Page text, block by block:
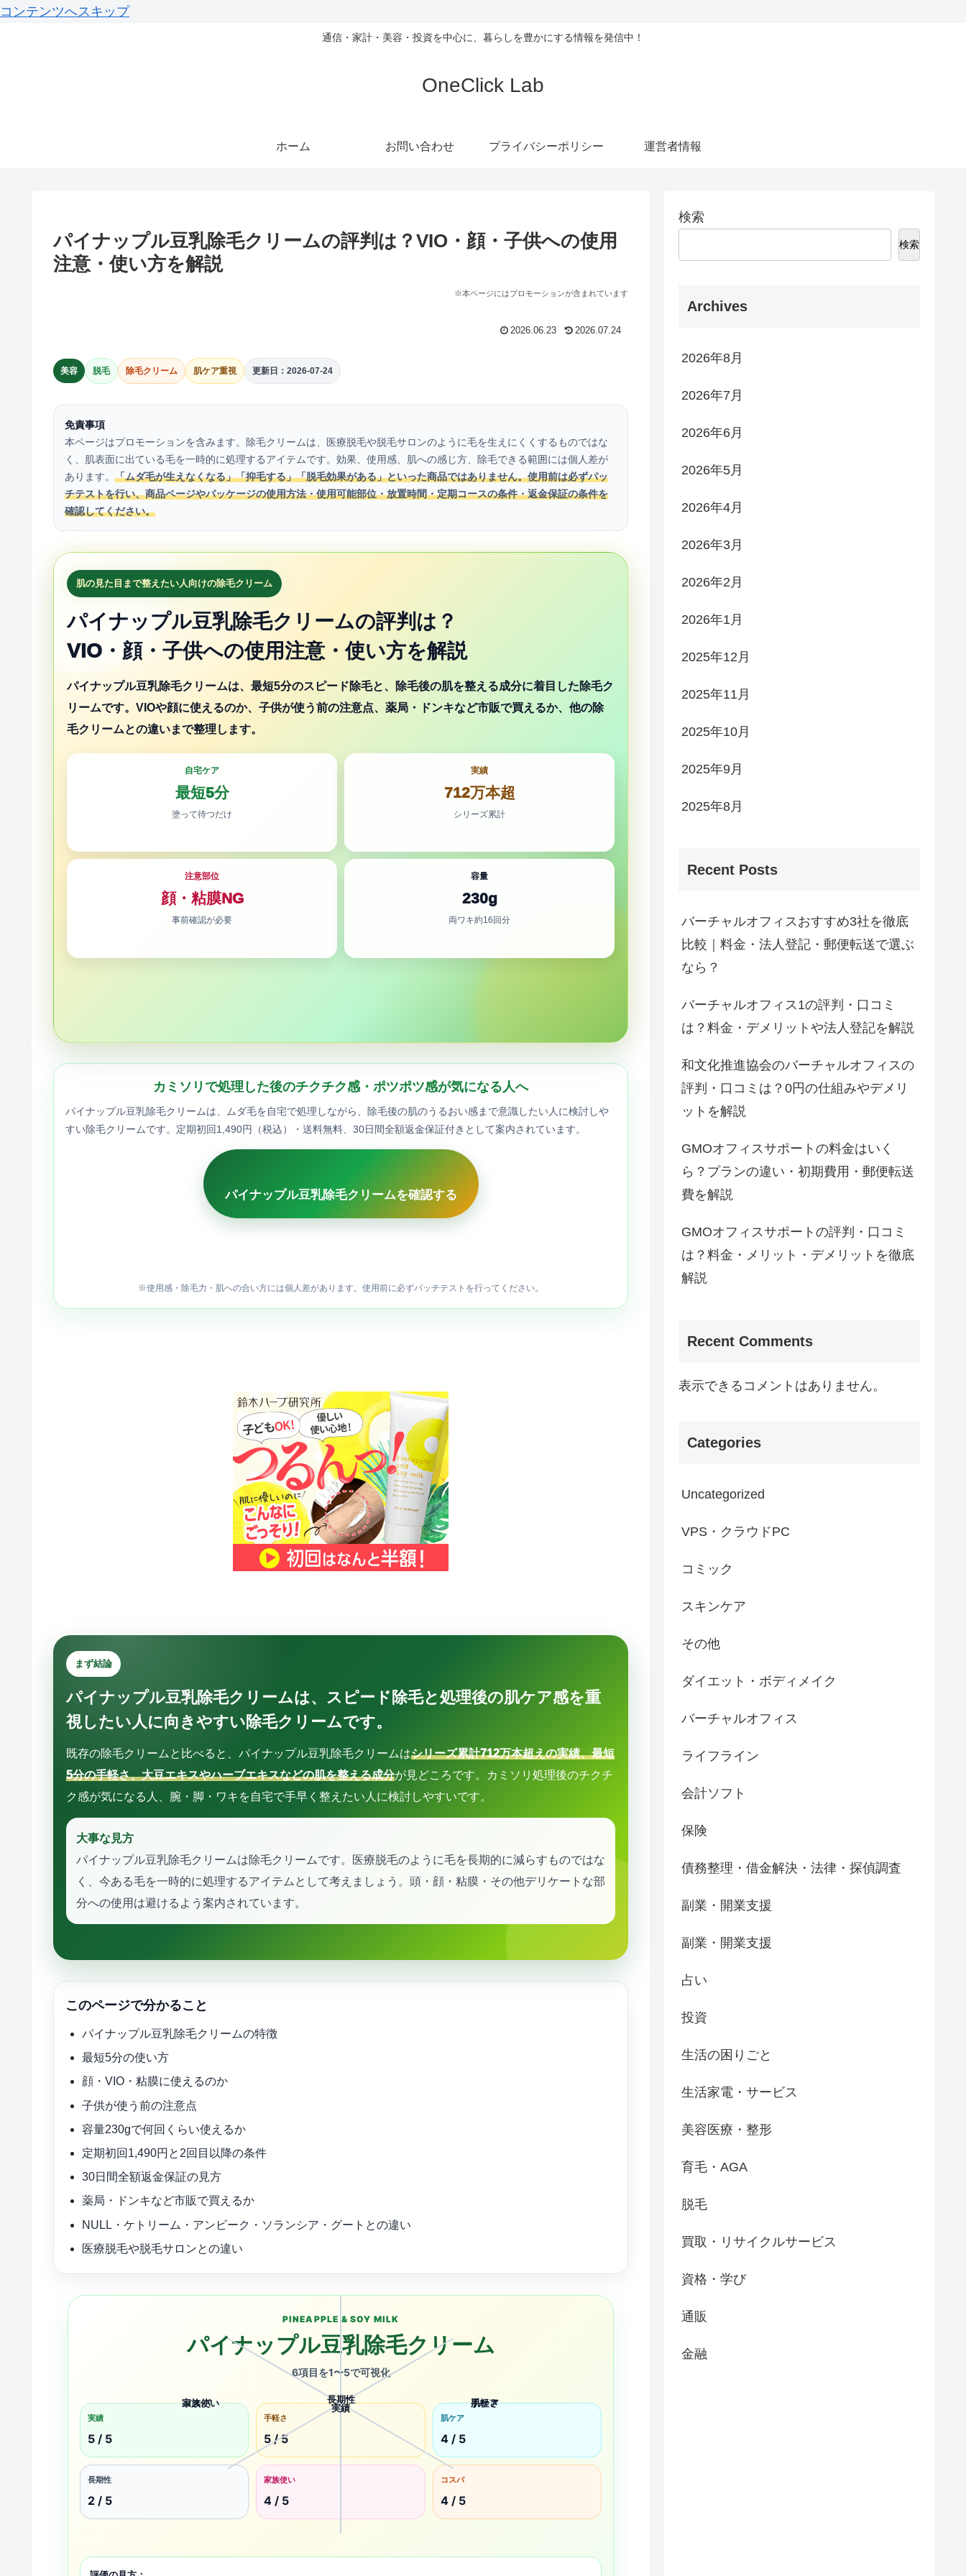
コンテンツへスキップ
通信・家計・美容・投資を中心に、暮らしを豊かにする情報を発信中！
OneClick Lab
ホーム お問い合わせ プライバシーポリシー 運営者情報
パイナップル豆乳除毛クリームの評判は？VIO・顔・子供への使用
注意・使い方を解説
※本ページにはプロモーションが含まれています
2026.06.23 2026.07.24
美容 脱毛 除毛クリーム 肌ケア重視 更新日：2026-07-24
免責事項
本ページはプロモーションを含みます。除毛クリームは、医療脱毛や脱毛サロンのように毛を生えにくくするものではな
く、肌表面に出ている毛を一時的に処理するアイテムです。効果、使用感、肌への感じ方、除毛できる範囲には個人差が
あります。 「ムダ毛が生えなくなる」「抑毛する」「脱毛効果がある」といった商品ではありません。使用前は必ずパッ
チテストを行い、商品ページやパッケージの使用方法・使用可能部位・放置時間・定期コースの条件・返金保証の条件を
確認してください。
肌の見た目まで整えたい人向けの除毛クリーム
パイナップル豆乳除毛クリームの評判は？
VIO・顔・子供への使用注意・使い方を解説
パイナップル豆乳除毛クリームは、最短5分のスピード除毛と、除毛後の肌を整える成分に着目した除毛ク
リームです。VIOや顔に使えるのか、子供が使う前の注意点、薬局・ドンキなど市販で買えるか、他の除
毛クリームとの違いまで整理します。
自宅ケア
最短5分
塗って待つだけ
実績
712万本超
シリーズ累計
注意部位
顔・粘膜NG
事前確認が必要
容量
230g
両ワキ約16回分
カミソリで処理した後のチクチク感・ポツポツ感が気になる人へ
パイナップル豆乳除毛クリームは、ムダ毛を自宅で処理しながら、除毛後の肌のうるおい感まで意識したい人に検討しや
すい除毛クリームです。定期初回1,490円（税込）・送料無料、30日間全額返金保証付きとして案内されています。
パイナップル豆乳除毛クリームを確認する
※使用感・除毛力・肌への合い方には個人差があります。使用前に必ずパッチテストを行ってください。
まず結論
パイナップル豆乳除毛クリームは、スピード除毛と処理後の肌ケア感を重
視したい人に向きやすい除毛クリームです。
既存の除毛クリームと比べると、パイナップル豆乳除毛クリームはシリーズ累計712万本超えの実績、最短
5分の手軽さ、大豆エキスやハーブエキスなどの肌を整える成分が見どころです。カミソリ処理後のチクチ
ク感が気になる人、腕・脚・ワキを自宅で手早く整えたい人に検討しやすいです。
大事な見方
パイナップル豆乳除毛クリームは除毛クリームです。医療脱毛のように毛を長期的に減らすものではな
く、今ある毛を一時的に処理するアイテムとして考えましょう。頭・顔・粘膜・その他デリケートな部
分への使用は避けるよう案内されています。
このページで分かること
パイナップル豆乳除毛クリームの特徴
最短5分の使い方
顔・VIO・粘膜に使えるのか
子供が使う前の注意点
容量230gで何回くらい使えるか
定期初回1,490円と2回目以降の条件
30日間全額返金保証の見方
薬局・ドンキなど市販で買えるか
NULL・ケトリーム・アンビーク・ソランシア・グートとの違い
医療脱毛や脱毛サロンとの違い
PINEAPPLE & SOY MILK
パイナップル豆乳除毛クリーム
6項目を1〜5で可視化
実績 手軽さ
肌ケア
長期性
家族使い
コスパ
実績
5 / 5
手軽さ
5 / 5
肌ケア
4 / 5
長期性
2 / 5
家族使い
4 / 5
コスパ
4 / 5
検索
検索
Archives
2026年8月
2026年7月
2026年6月
2026年5月
2026年4月
2026年3月
2026年2月
2026年1月
2025年12月
2025年11月
2025年10月
2025年9月
2025年8月
Recent Posts
バーチャルオフィスおすすめ3社を徹底
比較｜料金・法人登記・郵便転送で選ぶ
なら？
バーチャルオフィス1の評判・口コミ
は？料金・デメリットや法人登記を解説
和文化推進協会のバーチャルオフィスの
評判・口コミは？0円の仕組みやデメリ
ットを解説
GMOオフィスサポートの料金はいく
ら？プランの違い・初期費用・郵便転送
費を解説
GMOオフィスサポートの評判・口コミ
は？料金・メリット・デメリットを徹底
解説
Recent Comments
表示できるコメントはありません。
Categories
Uncategorized
VPS・クラウドPC
コミック
スキンケア
その他
ダイエット・ボディメイク
バーチャルオフィス
ライフライン
会計ソフト
保険
債務整理・借金解決・法律・探偵調査
副業・開業支援
副業・開業支援
占い
投資
生活の困りごと
生活家電・サービス
美容医療・整形
育毛・AGA
脱毛
買取・リサイクルサービス
資格・学び
通販
金融